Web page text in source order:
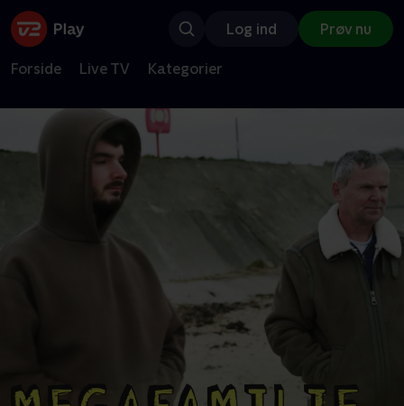
Log ind Prøv nu
Forside Live TV Kategorier